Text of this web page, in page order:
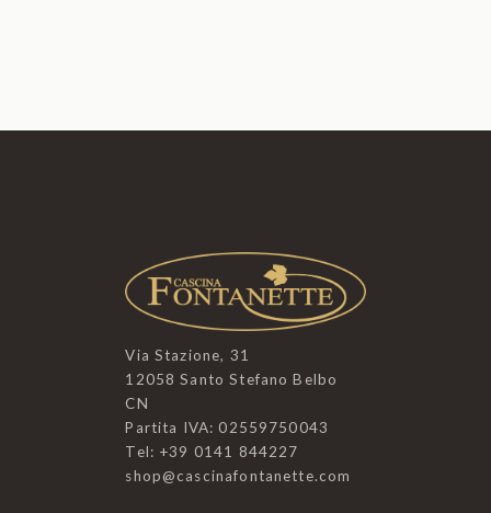
Via Stazione, 31
12058 Santo Stefano Belbo
CN
Partita IVA: 02559750043
Tel: +39 0141 844227
shop@cascinafontanette.com